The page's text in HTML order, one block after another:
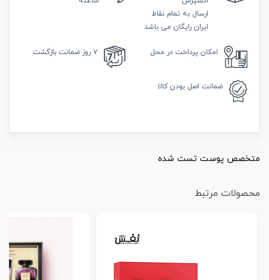
ارسال به تمام نقاط
ایران رایگان می باشد
امکان پرداخت در محل ۷ روز ضمانت بازگشت
ضمانت اصل بودن کالا
متخصص پوست تست شده
محصولات مرتبط